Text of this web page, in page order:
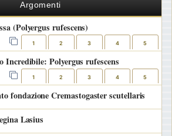
Argomenti
(Polyergus rufescens)
1 2 3 4 5
Incredibile: Polyergus rufescens
1 2 3 4 5
fondazione Cremastogaster scutellaris
Lasius